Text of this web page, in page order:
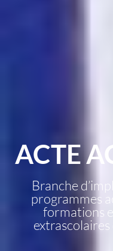
ACTE
Branche
programmes
formations
extrascolaires